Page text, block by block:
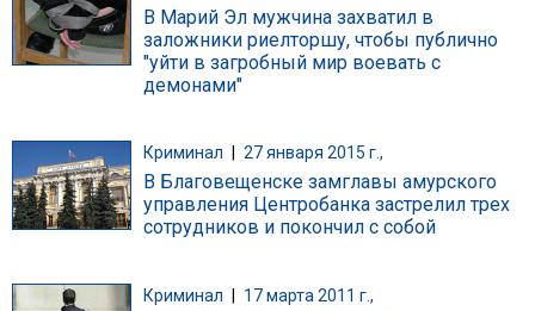
В Марий Эл мужчина захватил в
заложники риелторшу, чтобы публично
"уйти в загробный мир воевать с
демонами"
Криминал 27 января 2015 г.,
В Благовещенске замглавы амурского
управления Центробанка застрелил трех
сотрудников и покончил с собой
Криминал | 17 марта 2011 г.,